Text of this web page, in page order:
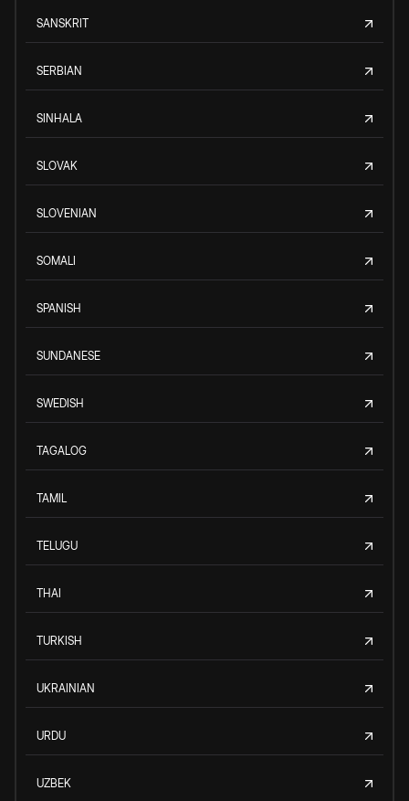
SANSKRIT
SERBIAN
SINHALA
SLOVAK
SLOVENIAN
SOMALI
SPANISH
SUNDANESE
SWEDISH
TAGALOG
TAMIL
TELUGU
THAI
TURKISH
UKRAINIAN
URDU
UZBEK